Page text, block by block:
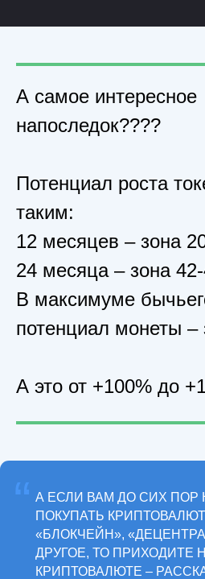
А самое интересное
напоследок????
Потенциал роста
таким:
12 месяцев – зона
24 месяца – зона
В максимуме
потенциал монеты –
А это от +100% до
“ А ЕСЛИ ВАМ ДО СИХ ПОР
ПОКУПАТЬ
«БЛОКЧЕЙН»,
ДРУГОЕ, ТО ПРИХОДИТЕ
КРИПТОВАЛЮТЕ –
Основные сведения об
организации
Политика об обработке персональных
Согласие на обработку персональных
Учебная программа